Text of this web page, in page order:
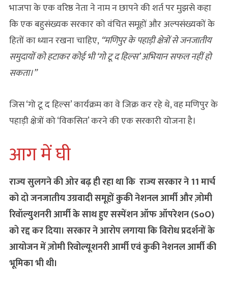
भाजपा के एक वरिष्ठ नेता ने नाम न छापने की शर्त पर मुझसे कहा
कि एक बहुसंख्यक सरकार को वंचित समूहों और अल्पसंख्यकों के
हितों का ध्यान रखना चाहिए, “मणिपुर के पहाड़ी क्षेत्रों से जनजातीय
समुदायों को हटाकर कोई भी ‘गो टू द हिल्स’ अभियान सफल नहीं हो
सकता।”
जिस ‘गो टू द हिल्स’ कार्यक्रम का वे जिक्र कर रहे थे, वह मणिपुर के
पहाड़ी क्षेत्रों को ‘विकसित’ करने की एक सरकारी योजना है।
आग में घी
राज्य सुलगने की ओर बढ़ ही रहा था कि राज्य सरकार ने 11 मार्च
को दो जनजातीय उग्रवादी समूहों कुकी नेशनल आर्मी और ज़ोमी
रिवॉल्युशनरी आर्मी के साथ हुए सस्पेंशन ऑफ ऑपरेशन (SoO)
को रद्द कर दिया। सरकार ने आरोप लगाया कि विरोध प्रदर्शनों के
आयोजन में ज़ोमी रिवोल्यूशनरी आर्मी एवं कुकी नेशनल आर्मी की
भूमिका भी थी।